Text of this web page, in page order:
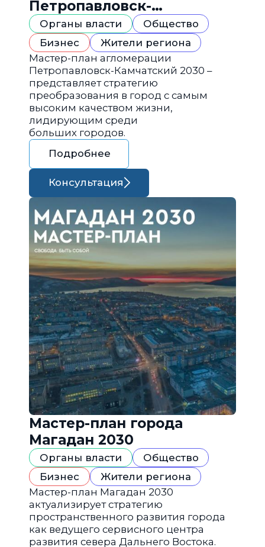
Петропавловск-
Камчатский 2030
Органы власти
Общество
Бизнес
Жители региона
Мастер-план агломерации
Петропавловск-Камчатский 2030 –
представляет стратегию
преобразования в город с самым
высоким качеством жизни,
лидирующим среди
больших городов.
Подробнее
Консультация
Мастер-план города
Магадан 2030
Органы власти
Общество
Бизнес
Жители региона
Мастер-план Магадан 2030
актуализирует стратегию
пространственного развития города
как ведущего сервисного центра
развития севера Дальнего Востока.